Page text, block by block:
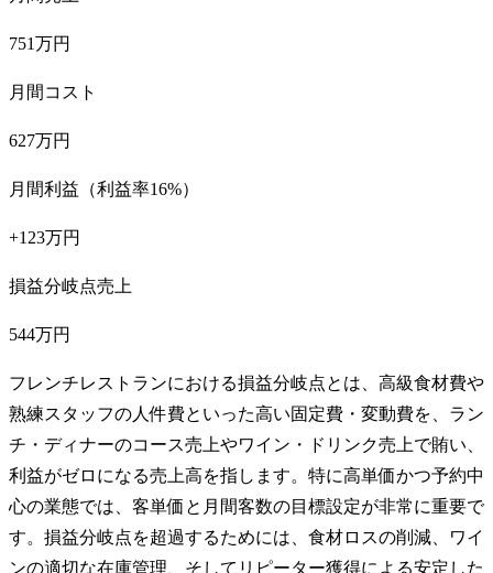
751万円
月間コスト
627万円
月間利益（利益率16%）
+123万円
損益分岐点売上
544万円
フレンチレストランにおける損益分岐点とは、高級食材費や
熟練スタッフの人件費といった高い固定費・変動費を、ラン
チ・ディナーのコース売上やワイン・ドリンク売上で賄い、
利益がゼロになる売上高を指します。特に高単価かつ予約中
心の業態では、客単価と月間客数の目標設定が非常に重要で
す。損益分岐点を超過するためには、食材ロスの削減、ワイ
ンの適切な在庫管理、そしてリピーター獲得による安定した